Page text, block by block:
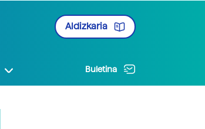
Aldizkaria
Buletina